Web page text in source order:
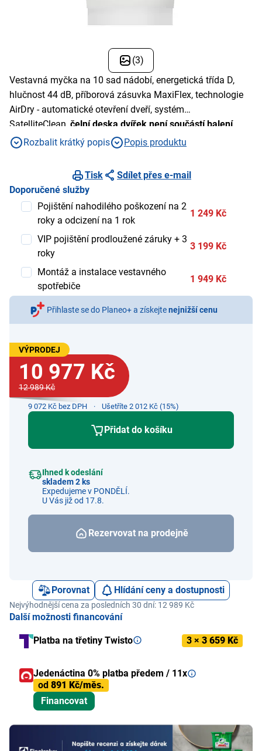
(3)
Vestavná myčka na 10 sad nádobí, energetická třída D,
hlučnost 44 dB, příborová zásuvka MaxiFlex, technologie
AirDry - automatické otevření dveří, systém
SatelliteClean, čelní deska dvířek není součástí balení
Rozbalit krátký popis
Popis produktu
Tisk
Sdílet přes e-mail
Doporučené služby
Pojištění nahodilého poškození na 2
roky a odcizení na 1 rok
1 249 Kč
VIP pojištění prodloužené záruky + 3
roky
3 199 Kč
Montáž a instalace vestavného
spotřebiče
1 949 Kč
Přihlaste se do Planeo+ a získejtenejnižší cenu
VÝPRODEJ
10 977 Kč
12 989 Kč
9 072 Kč bez DPH Ušetříte 2 012 Kč (15%)
Přidat do košíku
Ihned k odeslání
skladem 2 ks
Expedujeme v PONDĚLÍ.
U Vás již od 17.8.
Rezervovat na prodejně
Porovnat Hlídání ceny a dostupnosti
Nejvýhodnější cena za posledních 30 dní: 12 989 Kč
Další možnosti financování
Platba na třetiny Twisto 3 × 3 659 Kč
Jedenáctina 0% platba předem / 11x
od 891 Kč/měs.
Financovat